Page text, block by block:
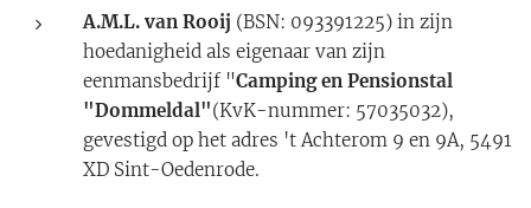
A.M.L. van Rooij (BSN: 093391225) in zijn
hoedanigheid als eigenaar van zijn
eenmansbedrijf "Camping en Pensionstal
"Dommeldal"(KvK-nummer: 57035032),
gevestigd op het adres 't Achterom 9 en 9A, 5491
XD Sint-Oedenrode.